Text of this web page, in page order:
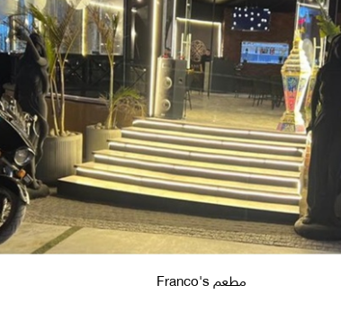
مطعم Franco's